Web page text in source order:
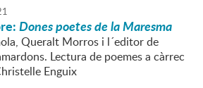
Dones poetes de la Maresma
Queralt Morros i l´editor de
Lectura de poemes a càrrec
Enguix